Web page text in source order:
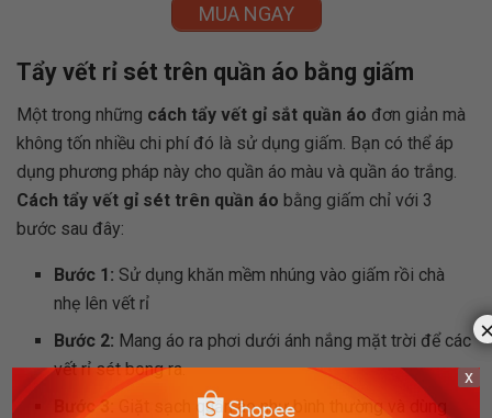
MUA NGAY
Tẩy vết rỉ sét trên quần áo bằng giấm
Một trong những cách tẩy vết gỉ sắt quần áo đơn giản mà
không tốn nhiều chi phí đó là sử dụng giấm. Bạn có thể áp
dụng phương pháp này cho quần áo màu và quần áo trắng.
Cách tẩy vết gỉ sét trên quần áo bằng giấm chỉ với 3
bước sau đây:
Bước 1: Sử dụng khăn mềm nhúng vào giấm rồi chà
nhẹ lên vết rỉ
Bước 2: Mang áo ra phơi dưới ánh nắng mặt trời để các
vết rỉ sét bong ra.
Bước 3:
Giặt sạch quần áo như bình thường và dùng
x